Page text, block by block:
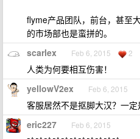
flyme产品团队，前台，甚至
的市场部也是蛮拼的。
scarlex Feb 6, 2015 2
人类为何要相互伤害！
yellowV2ex Feb 6, 2015
客服居然不是抠脚大汉？一定
eric227 Feb 6, 2015